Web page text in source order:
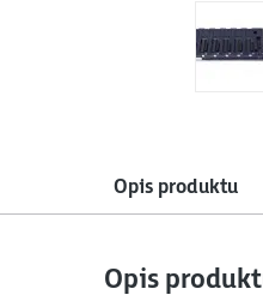
Opis produktu
Opis